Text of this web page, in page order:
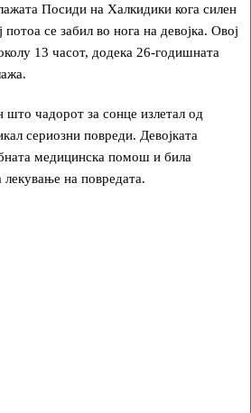
Посиди на Халкидики кога силен
се забил во нога на девојка. Овој
13 часот, додека 26-годишната
што чадорот за сонце излетал од
сериозни повреди. Девојката
медицинска помош и била
лекување на повредата.